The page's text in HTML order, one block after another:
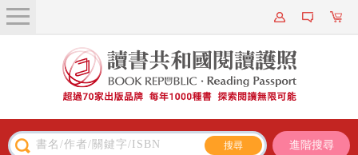
關於我們
近期新書
進階搜尋